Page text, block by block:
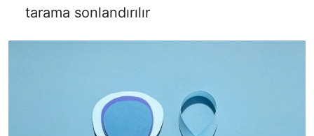
tarama sonlandırılır